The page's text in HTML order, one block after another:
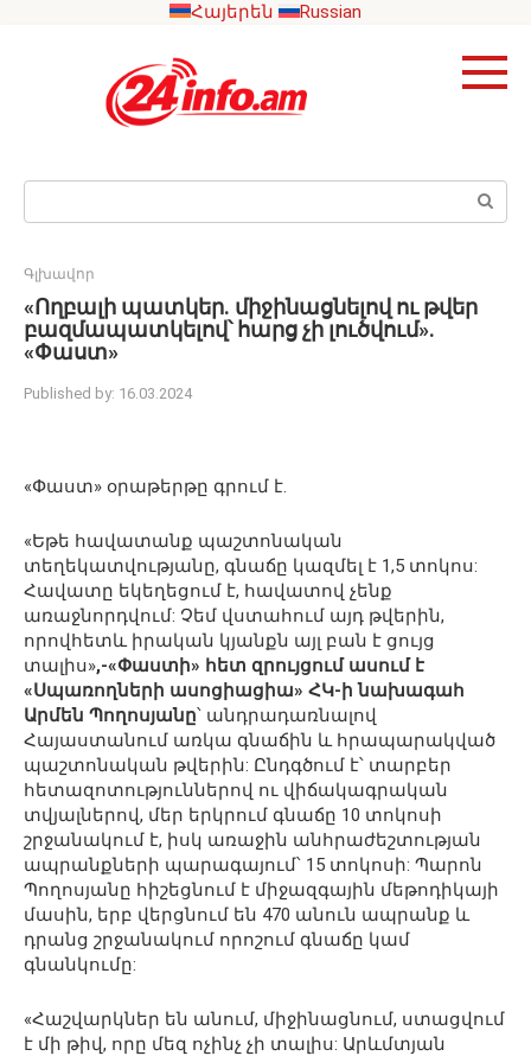
Հայերեն Russian
Search:
Գլխավոր
«Ողբալի պատկեր. միջինացնելով ու թվեր
բազմապատկելով՝ հարց չի լուծվում».
«Փաստ»
Published by: 16.03.2024
«Փաստ» օրաթերթը գրում է.
«Եթե հավատանք պաշտոնական
տեղեկատվությանը, գնաճը կազմել է 1,5 տոկոս:
Հավատը եկեղեցում է, հավատով չենք
առաջնորդվում: Չեմ վստահում այդ թվերին,
որովհետև իրական կյանքն այլ բան է ցույց
տալիս»,-«Փաստի» հետ զրույցում ասում է
«Սպառողների ասոցիացիա» ՀԿ-ի նախագահ
Արմեն Պողոսյանը՝ անդրադառնալով
Հայաստանում առկա գնաճին և հրապարակված
պաշտոնական թվերին: Ընդգծում է՝ տարբեր
հետազոտություններով ու վիճակագրական
տվյալներով, մեր երկրում գնաճը 10 տոկոսի
շրջանակում է, իսկ առաջին անհրաժեշտության
ապրանքների պարագայում՝ 15 տոկոսի: Պարոն
Պողոսյանը հիշեցնում է միջազգային մեթոդիկայի
մասին, երբ վերցնում են 470 անուն ապրանք և
դրանց շրջանակում որոշում գնաճը կամ
գնանկումը:
«Հաշվարկներ են անում, միջինացնում, ստացվում
է մի թիվ, որը մեզ ոչինչ չի տալիս: Արևմտյան